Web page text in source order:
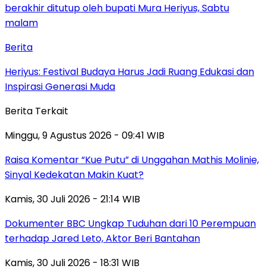
Berita
Heriyus: Festival Budaya Harus Jadi Ruang Edukasi dan
Inspirasi Generasi Muda
Berita Terkait
Minggu, 9 Agustus 2026 - 09:41 WIB
Raisa Komentar “Kue Putu” di Unggahan Mathis Molinie,
Sinyal Kedekatan Makin Kuat?
Kamis, 30 Juli 2026 - 21:14 WIB
Dokumenter BBC Ungkap Tuduhan dari 10 Perempuan
terhadap Jared Leto, Aktor Beri Bantahan
Kamis, 30 Juli 2026 - 18:31 WIB